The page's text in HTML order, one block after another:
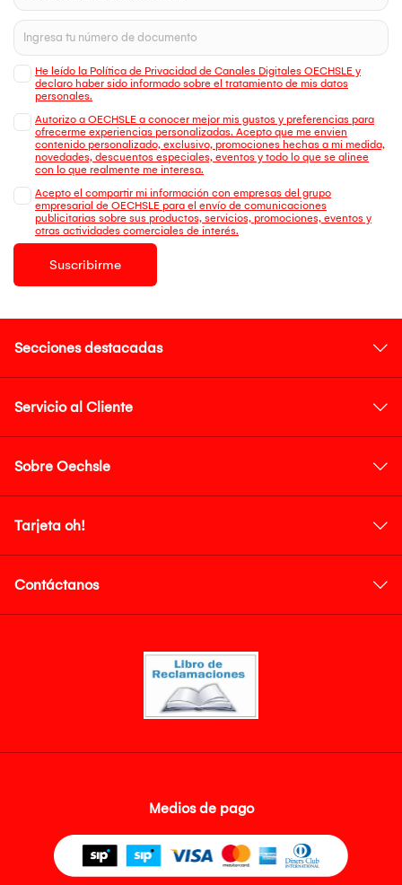
He leído la Política de Privacidad de Canales Digitales OECHSLE y
declaro haber sido informado sobre el tratamiento de mis datos
personales.
Autorizo a OECHSLE a conocer mejor mis gustos y preferencias para
ofrecerme experiencias personalizadas. Acepto que me envien
contenido personalizado, exclusivo, promociones hechas a mi medida,
novedades, descuentos especiales, eventos y todo lo que se alinee
con lo que realmente me interesa.
Acepto el compartir mi información con empresas del grupo
empresarial de OECHSLE para el envío de comunicaciones
publicitarias sobre sus productos, servicios, promociones, eventos y
otras actividades comerciales de interés.
Suscribirme
Secciones destacadas
Servicio al Cliente
Sobre Oechsle
Tarjeta oh!
Contáctanos
Medios de pago